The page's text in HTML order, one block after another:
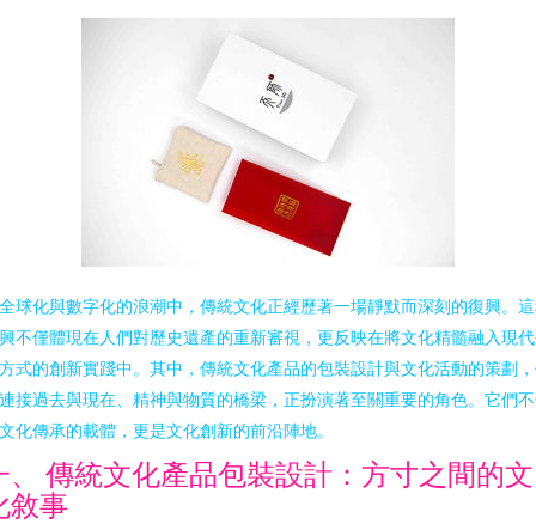
球化與數字化的浪潮中，傳統文化正經歷著一場靜默而深刻的復興。
不僅體現在人們對歷史遺產的重新審視，更反映在將文化精髓融入現
式的創新實踐中。其中，傳統文化產品的包裝設計與文化活動的策劃
接過去與現在、精神與物質的橋梁，正扮演著至關重要的角色。它們
化傳承的載體，更是文化創新的前沿陣地。
、 傳統文化產品包裝設計：方寸之間的文
敘事